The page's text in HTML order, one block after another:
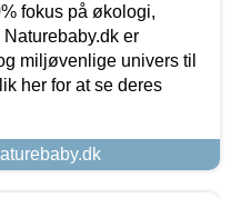
fokus på økologi,
er
miljøvenlige univers til
her for at se deres